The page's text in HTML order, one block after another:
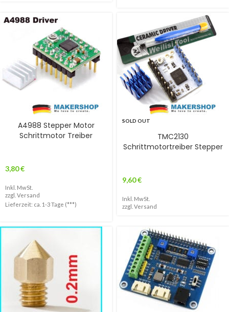
A4988 Stepper Motor
Schrittmotor Treiber
3,80€
Inkl. MwSt.
zzgl. Versand
Lieferzeit: ca. 1-3 Tage (***)
SOLD OUT
TMC2130
Schrittmotortreiber Stepper
9,60€
Inkl. MwSt.
zzgl. Versand